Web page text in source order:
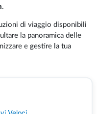
.
di viaggio disponibili
la panoramica delle
e gestire la tua